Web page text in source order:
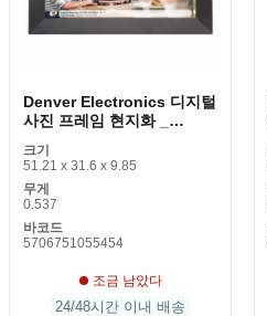
Denver Electronics 디지털
사진 프레임 현지화 _
Wi-Fi 1 개
크기
51.21 x 31.6 x 9.85
무게
0.537
바코드
5706751055454
조금 남았다
24/48시간 이내 배송